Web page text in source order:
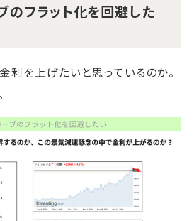
のフラット化を回避した
利を上げたいと思っているのか。